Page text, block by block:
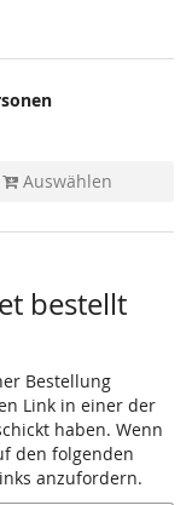
Auswählen
bestellt
Bestellung
Link in einer der
haben. Wenn
den folgenden
anzufordern.